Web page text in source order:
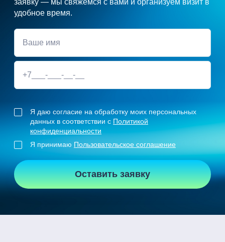
удобное время.
Я даю согласие на обработку моих персональных
данных в соответствии с Политикой
конфиденциальности
Я принимаю Пользовательское соглашение
Оставить заявку